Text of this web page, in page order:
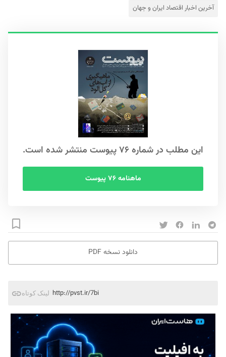
آخرین اخبار اقتصاد ایران و جهان
این مطلب در شماره ۷۶ پیوست منتشر شده است.
ماهنامه ۷۶ پیوست
دانلود نسخه PDF
لینک کوتاه http://pvst.ir/7bi